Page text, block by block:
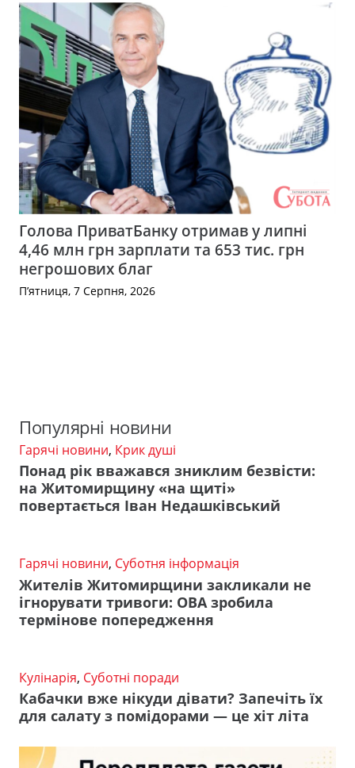
Голова ПриватБанку отримав у липні
4,46 млн грн зарплати та 653 тис. грн
негрошових благ
П’ятниця, 7 Серпня, 2026
Популярні новини
Гарячі новини, Крик душі
Понад рік вважався зниклим безвісти:
на Житомирщину «на щиті»
повертається Іван Недашківський
Гарячі новини, Суботня інформація
Жителів Житомирщини закликали не
ігнорувати тривоги: ОВА зробила
термінове попередження
Кулінарія, Суботні поради
Кабачки вже нікуди дівати? Запечіть їх
для салату з помідорами — це хіт літа